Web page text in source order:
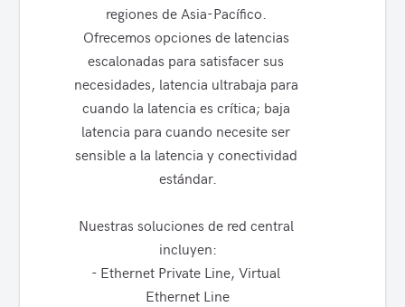
regiones de Asia-Pacífico.
Ofrecemos opciones de latencias
escalonadas para satisfacer sus
necesidades, latencia ultrabaja para
cuando la latencia es crítica; baja
latencia para cuando necesite ser
sensible a la latencia y conectividad
estándar.
Nuestras soluciones de red central
incluyen:
- Ethernet Private Line, Virtual
Ethernet Line